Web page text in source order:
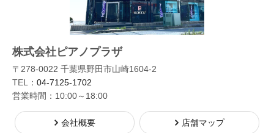
株式会社ピアノプラザ
〒278-0022 千葉県野田市山崎1604-2
TEL： 04-7125-1702
営業時間：10:00～18:00
会社概要 店舗マップ